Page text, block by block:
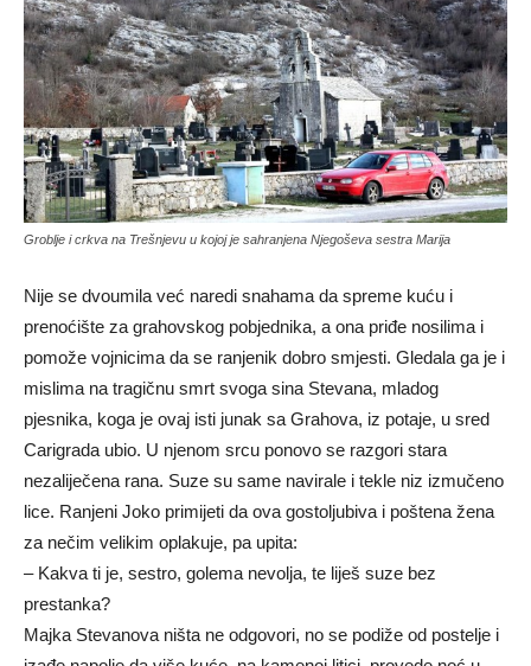
Groblje i crkva na Trešnjevu u kojoj je sahranjena Njegoševa sestra Marija
Nije se dvoumila već naredi snahama da spreme kuću i
prenoćište za grahovskog pobjednika, a ona priđe nosilima i
pomože vojnicima da se ranjenik dobro smjesti. Gledala ga je i
mislima na tragičnu smrt svoga sina Stevana, mladog
pjesnika, koga je ovaj isti junak sa Grahova, iz potaje, u sred
Carigrada ubio. U njenom srcu ponovo se razgori stara
nezaliječena rana. Suze su same navirale i tekle niz izmučeno
lice. Ranjeni Joko primijeti da ova gostoljubiva i poštena žena
za nečim velikim oplakuje, pa upita:
– Kakva ti je, sestro, golema nevolja, te liješ suze bez
prestanka?
Majka Stevanova ništa ne odgovori, no se podiže od postelje i